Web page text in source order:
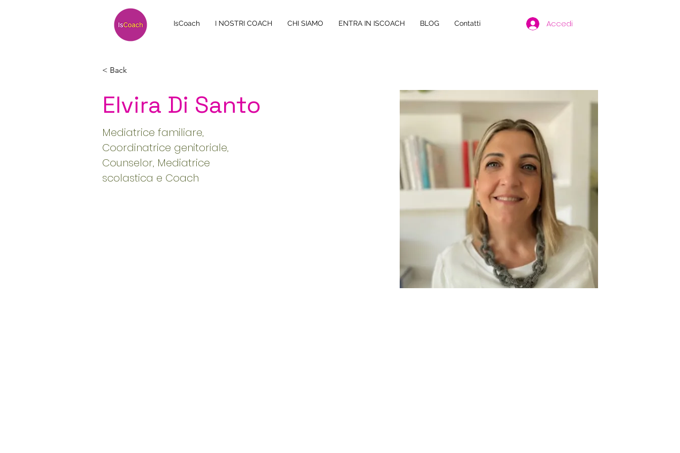
IsCoach I NOSTRI COACH CHI SIAMO ENTRA IN ISCOACH BLOG Contatti Accedi
< Back
Elvira Di Santo
Mediatrice familiare,
Coordinatrice genitoriale,
Counselor, Mediatrice
scolastica e Coach